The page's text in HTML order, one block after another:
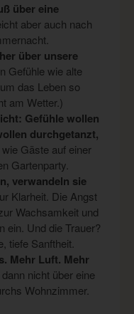
über eine
aber auch nach
über unsere
Gefühle wie alte
das Leben so
am Wetter.)
Gefühle wollen
durchgetanzt,
Gäste auf einer
Gartenparty.
verwandeln sie
Klarheit. Die Angst
Wachsamkeit und
ein. Und die Trauer?
tiefe Sanftheit.
Mehr Luft. Mehr
nicht über eine
Wohnzimmer.